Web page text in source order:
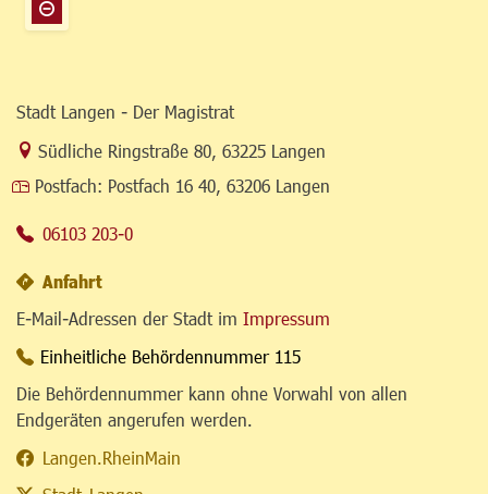
Stadt Langen - Der Magistrat
Link zur Google-Maps Navigation
Südliche Ringstraße 80, 63225 Langen
Postfach: Postfach 16 40, 63206 Langen
06103 203-0
Anfahrt
E-Mail-Adressen der Stadt im Impressum
Einheitliche Behördennummer 115
Die Behördennummer kann ohne Vorwahl von allen
Endgeräten angerufen werden.
Langen.RheinMain